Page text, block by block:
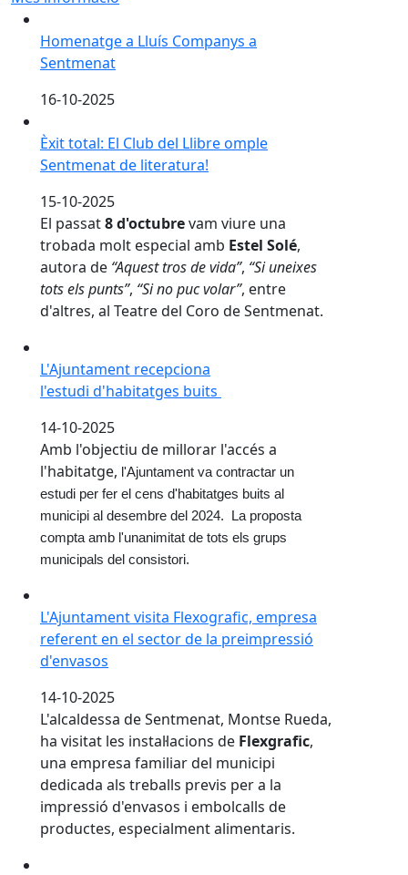
Homenatge a Lluís Companys a
Sentmenat
16-10-2025
Èxit total: El Club del Llibre omple
Sentmenat de literatura!
15-10-2025
El passat8 d'octubrevam viure una
trobada molt especial amb Estel Solé,
autora de “Aquest tros de vida”, “Si uneixes
tots els punts”, “Si no puc volar”, entre
d'altres, al Teatre del Coro de Sentmenat.
L'Ajuntament recepciona
l'estudi d'habitatges buits
14-10-2025
Amb l'objectiu de millorar l'accés a
l'habitatge, l'Ajuntament va contractar un
estudi per fer el cens d'habitatges buits al
municipi al desembre del 2024. La proposta
compta amb l'unanimitat de tots els grups
municipals del consistori.
L'Ajuntament visita Flexografic, empresa
referent en el sector de la preimpressió
d'envasos
14-10-2025
L'alcaldessa de Sentmenat, Montse Rueda,
ha visitat les instal·lacions de Flexgrafic,
una empresa familiar del municipi
dedicada als treballs previs per a la
impressió d'envasos i embolcalls de
productes, especialment alimentaris.